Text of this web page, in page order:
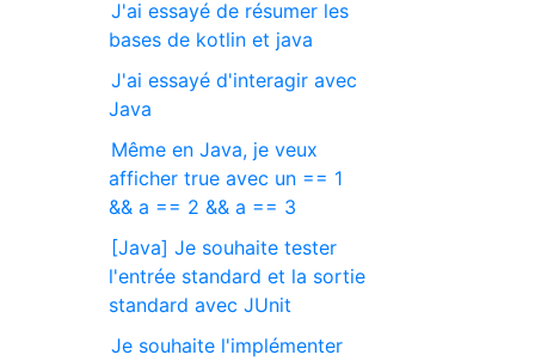
J'ai essayé de résumer les
bases de kotlin et java
J'ai essayé d'interagir avec
Java
Même en Java, je veux
afficher true avec un == 1
&& a == 2 && a == 3
[Java] Je souhaite tester
l'entrée standard et la sortie
standard avec JUnit
Je souhaite l'implémenter